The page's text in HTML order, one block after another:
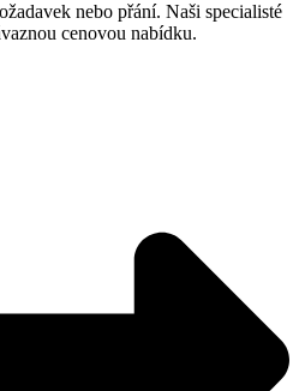
nebo přání. Naši specialisté
cenovou nabídku.